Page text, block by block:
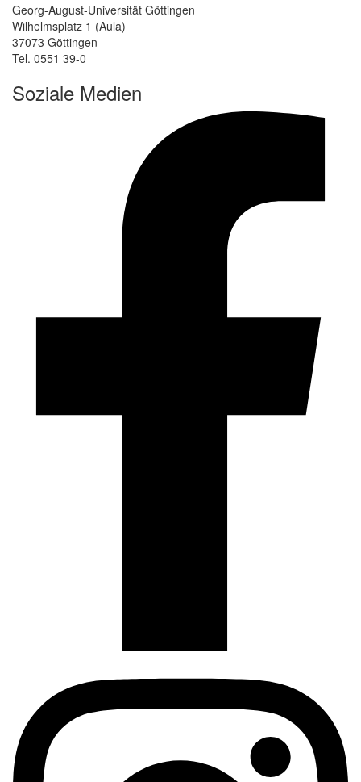
Georg-August-Universität Göttingen
Wilhelmsplatz 1 (Aula)
37073 Göttingen
Tel. 0551 39-0
Soziale Medien